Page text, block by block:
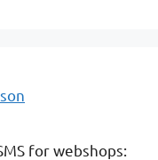
for webshops: